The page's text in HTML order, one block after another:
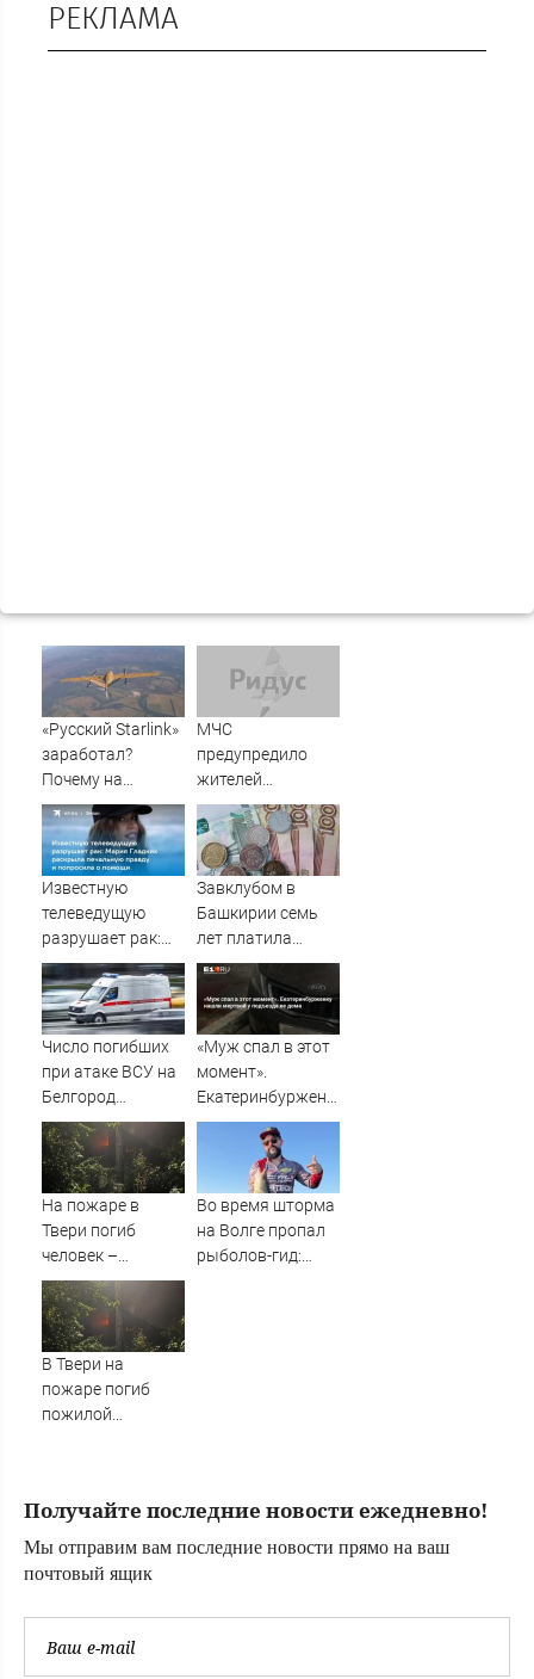
РЕКЛАМА
«Русский Starlink»
заработал?
Почему на
Украине кратно
увеличилась
точность
попаданий по
МЧС
предупредило
жителей
Подмосковья об
угрозе атаки
дронов
Известную
телеведущую
разрушает рак:
Мария Гладких
раскрыла
печальную
правду и
попросила о
помощи
Завклубом в
Башкирии семь
лет платила
зарплату мужу-
прогульщику
Число погибших
при атаке ВСУ на
Белгород
выросло до пяти
«Муж спал в этот
момент».
Екатеринбурженку
нашли мертвой у
подъезда ее дома
На пожаре в
Твери погиб
человек –
Новости Твери и
городов Тверской
области сегодня -
Afanasy.biz –
Тверские новости.
Новости Твери.
Во время шторма
на Волге пропал
рыболов-гид:
В Твери на
пожаре погиб
пожилой
Получайте последние новости ежедневно!
Мы отправим вам последние новости прямо на ваш
почтовый ящик